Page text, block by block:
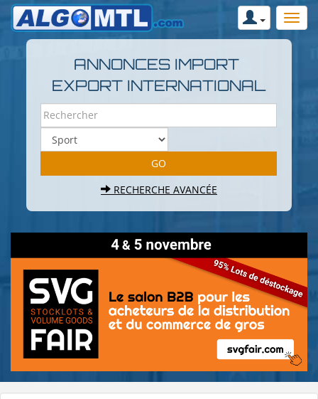
ANNONCES IMPORT
EXPORT INTERNATIONAL
RECHERCHE AVANCÉE